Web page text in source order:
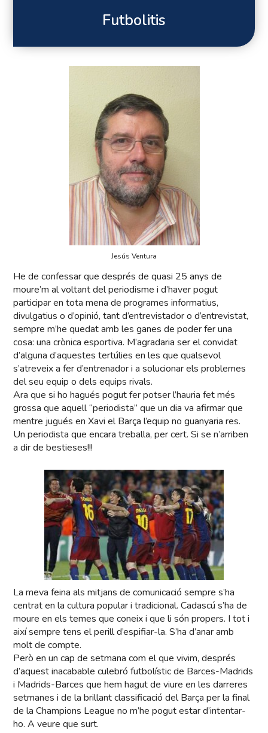
Futbolitis
Jesús Ventura
He de confessar que després de quasi 25 anys de
moure’m al voltant del periodisme i d’haver pogut
participar en tota mena de programes informatius,
divulgatius o d’opinió, tant d’entrevistador o d’entrevistat,
sempre m’he quedat amb les ganes de poder fer una
cosa: una crònica esportiva. M’agradaria ser el convidat
d’alguna d’aquestes tertúlies en les que qualsevol
s’atreveix a fer d’entrenador i a solucionar els problemes
del seu equip o dels equips rivals.
Ara que si ho hagués pogut fer potser l’hauria fet més
grossa que aquell “periodista” que un dia va afirmar que
mentre jugués en Xavi el Barça l’equip no guanyaria res.
Un periodista que encara treballa, per cert. Si se n’arriben
a dir de bestieses!!!
La meva feina als mitjans de comunicació sempre s’ha
centrat en la cultura popular i tradicional. Cadascú s’ha de
moure en els temes que coneix i que li són propers. I tot i
així sempre tens el perill d’espifiar-la. S’ha d’anar amb
molt de compte.
Però en un cap de setmana com el que vivim, després
d’aquest inacabable culebró futbolístic de Barces-Madrids
i Madrids-Barces que hem hagut de viure en les darreres
setmanes i de la brillant classificació del Barça per la final
de la Champions League no m’he pogut estar d’intentar-
ho. A veure que surt.